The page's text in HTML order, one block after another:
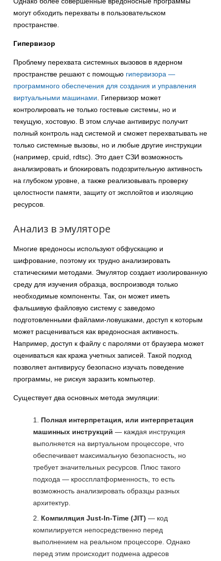
могут обходить перехваты в пользовательском
пространстве.
Гипервизор
Проблему перехвата системных вызовов в ядерном
пространстве решают с помощью гипервизора —
программного обеспечения для создания и управления
виртуальными машинами . Гипервизор может
контролировать не только гостевые системы, но и
текущую, хостовую. В этом случае антивирус получит
полный контроль над системой и сможет перехватывать не
только системные вызовы, но и любые другие инструкции
(например, cpuid, rdtsc). Это дает СЗИ возможность
анализировать и блокировать подозрительную активность
на глубоком уровне, а также реализовывать проверку
целостности памяти, защиту от эксплойтов и изоляцию
ресурсов.
Анализ в эмуляторе
Многие вредоносы используют обфускацию и
шифрование, поэтому их трудно анализировать
статическими методами. Эмулятор создает изолированную
среду для изучения образца, воспроизводя только
необходимые компоненты. Так, он может иметь
фальшивую файловую систему с заведомо
подготовленными файлами-ловушками, доступ к которым
может расцениваться как вредоносная активность.
Например, доступ к файлу с паролями от браузера может
оцениваться как кража учетных записей. Такой подход
позволяет антивирусу безопасно изучать поведение
программы, не рискуя заразить компьютер.
Существует два основных метода эмуляции:
Полная интерпретация, или интерпретация
машинных инструкций — каждая инструкция
выполняется на виртуальном процессоре, что
обеспечивает максимальную безопасность, но
требует значительных ресурсов. Плюс такого
подхода — кроссплатформенность, то есть
возможность анализировать образцы разных
архитектур.
Компиляция Just-In-Time (JIT) — код
компилируется непосредственно перед
выполнением на реальном процессоре. Однако
перед этим происходит подмена адресов